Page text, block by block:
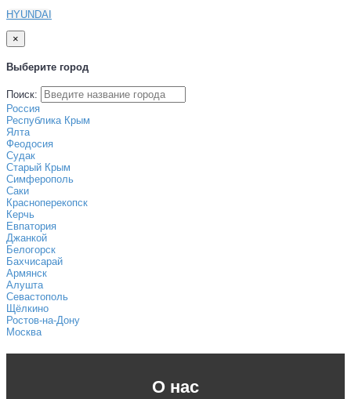
HYUNDAI
×
Выберите город
Поиск:
Россия
Республика Крым
Ялта
Феодосия
Судак
Старый Крым
Симферополь
Саки
Красноперекопск
Керчь
Евпатория
Джанкой
Белогорск
Бахчисарай
Армянск
Алушта
Севастополь
Щёлкино
Ростов-на-Дону
Москва
О нас